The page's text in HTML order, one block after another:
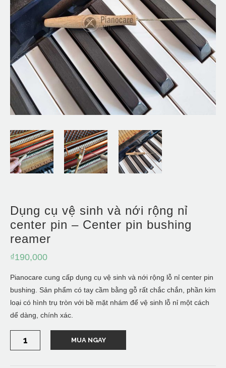
Dụng cụ vệ sinh và nới rộng nỉ
center pin – Center pin bushing
reamer
₫190,000
Pianocare cung cấp dụng cụ vệ sinh và nới rộng lỗ nỉ center pin
bushing. Sản phẩm có tay cầm bằng gỗ rất chắc chắn, phần kim
loại có hình trụ tròn với bề mặt nhám để vệ sinh lỗ nỉ một cách
dể dàng, chính xác.
vệ
MUA NGAY